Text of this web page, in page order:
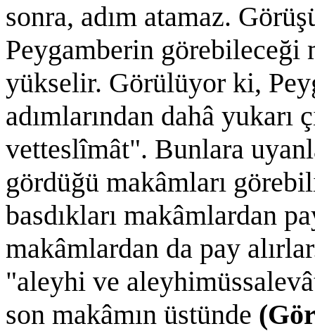
sonra, adım atamaz.
Peygamberin görebileceği
yükselir. Görülüyor ki,
adımlarından dahâ yukarı
vetteslîmât". Bunlara
gördüğü makâmları
basdıkları makâmlardan
makâmlardan da pay
"aleyhi ve
son makâmın üstünde